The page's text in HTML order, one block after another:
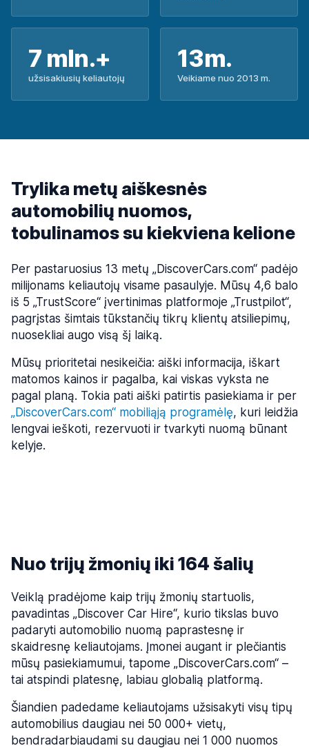
7 mln.+
užsisakiusių keliautojų
13m.
Veikiame nuo 2013 m.
Trylika metų aiškesnės
automobilių nuomos,
tobulinamos su kiekviena kelione
Per pastaruosius 13 metų „DiscoverCars.com“ padėjo
milijonams keliautojų visame pasaulyje. Mūsų 4,6 balo
iš 5 „TrustScore“ įvertinimas platformoje „Trustpilot“,
pagrįstas šimtais tūkstančių tikrų klientų atsiliepimų,
nuosekliai augo visą šį laiką.
Mūsų prioritetai nesikeičia: aiški informacija, iškart
matomos kainos ir pagalba, kai viskas vyksta ne
pagal planą. Tokia pati aiški patirtis pasiekiama ir per
„DiscoverCars.com“ mobiliąją programėlę, kuri leidžia
lengvai ieškoti, rezervuoti ir tvarkyti nuomą būnant
kelyje.„Norėjome sukurti produktą, kurį
Nuo trijų žmonių iki 164 šalių
Veiklą pradėjome kaip trijų žmonių startuolis,
pavadintas „Discover Car Hire“, kurio tikslas buvo
padaryti automobilio nuomą paprastesnę ir
skaidresnę keliautojams. Įmonei augant ir plečiantis
mūsų pasiekiamumui, tapome „DiscoverCars.com“ –
tai atspindi platesnę, labiau globalią platformą.
Šiandien padedame keliautojams užsisakyti visų tipų
automobilius daugiau nei 50 000+ vietų,
bendradarbiaudami su daugiau nei 1 000 nuomos